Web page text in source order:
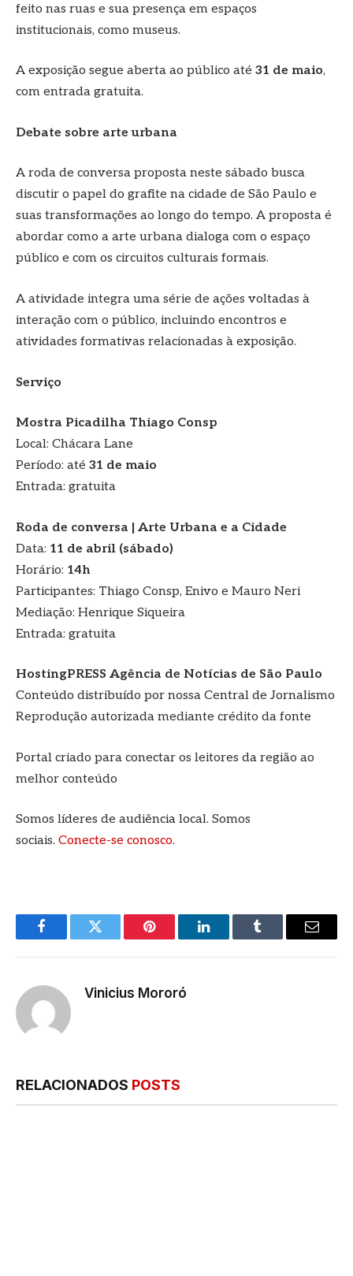
feito nas ruas e sua presença em espaços
institucionais, como museus.
A exposição segue aberta ao público até 31 de maio,
com entrada gratuita.
Debate sobre arte urbana
A roda de conversa proposta neste sábado busca
discutir o papel do grafite na cidade de São Paulo e
suas transformações ao longo do tempo. A proposta é
abordar como a arte urbana dialoga com o espaço
público e com os circuitos culturais formais.
A atividade integra uma série de ações voltadas à
interação com o público, incluindo encontros e
atividades formativas relacionadas à exposição.
Serviço
Mostra Picadilha Thiago Consp
Local: Chácara Lane
Período: até 31 de maio
Entrada: gratuita
Roda de conversa | Arte Urbana e a Cidade
Data: 11 de abril (sábado)
Horário: 14h
Participantes: Thiago Consp, Enivo e Mauro Neri
Mediação: Henrique Siqueira
Entrada: gratuita
HostingPRESS Agência de Notícias de São Paulo
Conteúdo distribuído por nossa Central de Jornalismo
Reprodução autorizada mediante crédito da fonte
Portal criado para conectar os leitores da região ao
melhor conteúdo
Somos líderes de audiência local. Somos
sociais. Conecte-se conosco.
FacebookTwitter Pinterest LinkedInTumblr
E-
Vinicius Mororó
RELACIONADOS POSTS